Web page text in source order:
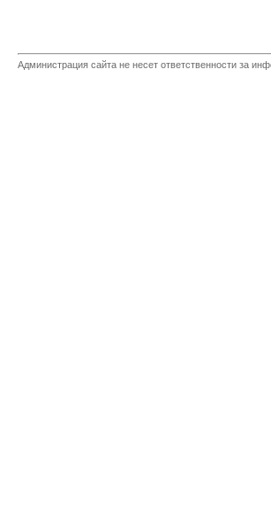
Администрация сайта не несет ответственности за